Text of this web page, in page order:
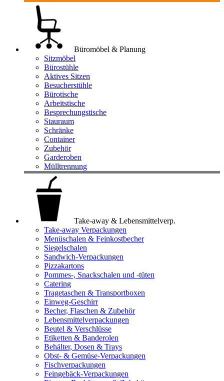
Büromöbel & Planung
Sitzmöbel
Bürostühle
Aktives Sitzen
Besucherstühle
Bürotische
Arbeitstische
Besprechungstische
Stauraum
Schränke
Container
Zubehör
Garderoben
Mülltrennung
Take-away & Lebensmittelverp.
Take-away Verpackungen
Menüschalen & Feinkostbecher
Siegelschalen
Sandwich-Verpackungen
Pizzakartons
Pommes-, Snackschalen und -tüten
Catering
Tragetaschen & Transportboxen
Einweg-Geschirr
Becher, Flaschen & Zubehör
Lebensmittelverpackungen
Beutel & Verschlüsse
Etiketten & Banderolen
Behälter, Dosen & Trays
Obst- & Gemüse-Verpackungen
Fischverpackungen
Feingebäck-Verpackungen